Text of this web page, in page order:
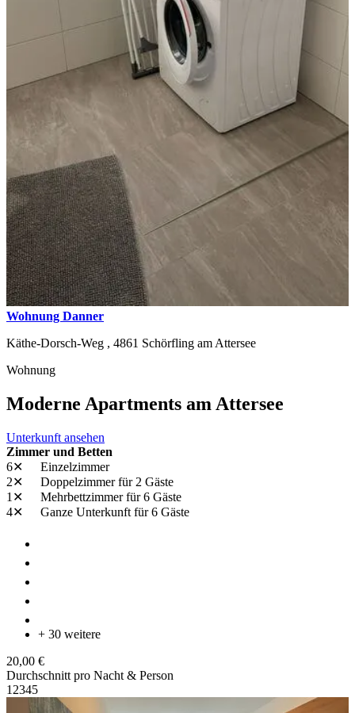
Wohnung Danner
Käthe-Dorsch-Weg , 4861 Schörfling am Attersee
Wohnung
Moderne Apartments am Attersee
Unterkunft ansehen
Zimmer und Betten
6✕
Einzelzimmer
2✕
Doppelzimmerfür 2 Gäste
1✕
Mehrbettzimmerfür 6 Gäste
4✕
Ganze Unterkunft für 6 Gäste
+ 30 weitere
20,00 €
Durchschnitt pro Nacht & Person
1 2345